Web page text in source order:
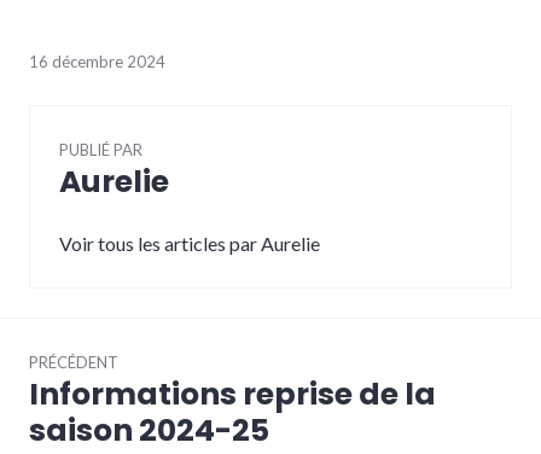
16 décembre 2024
PUBLIÉ PAR
Aurelie
Voir tous les articles par Aurelie
de
l’article
PRÉCÉDENT
Article
précédent :
Informations reprise de la
saison 2024-25